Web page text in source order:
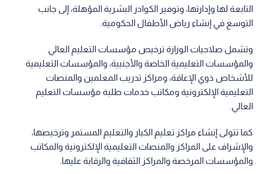
التابعة لها وإدارتها، وتوفير الكوادر البشرية المؤهلة، إلى جانب
التوسع في إنشاء رياض الأطفال الحكومية.
وتشمل صلاحيات الوزارة ترخيص مؤسسات التعليم العالي
والمؤسسات التعليمية الخاصة والأجنبية، والمؤسسات التعليمية
للأشخاص ذوي الإعاقة، ومراكز تدريب المعلمين والمنصات
التعليمية الإلكترونية ومكاتب خدمات طلبة مؤسسات التعليم
العالي.
كما تتولى إنشاء مراكز تعليم الكبار والتعليم المستمر وترخيصها،
والإشراف على المراكز والمنصات التعليمية الإلكترونية والمكاتب
والمؤسسات المرخصة والمراكز الثقافية والرقابة عليها.